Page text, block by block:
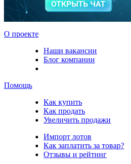
О проекте
Наши вакансии
Блог компании
Помощь
Как купить
Как продать
Увеличить продажи
Импорт лотов
Как заплатить за товар?
Отзывы и рейтинг